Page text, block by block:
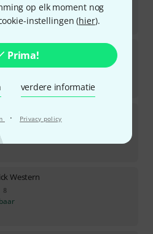
op elk moment nog
instellingen (hier).
Prima!
verdere informatie
· Privacy policy
Classic
beschikbaar
Upgrade System
Western
8